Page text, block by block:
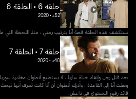
حلقة 6 • الحلقة 6
52د •
2020
تستكشف هذه الحلقة قصة آنا بترتيب زمني ، منذ اللحظة التي
حلقة 7 • الحلقة 7
48د •
2020
بعد قتل رجل وإنقاذ حياة ساريا ، لا يستطيع أنطوان مغادرة
وصلت آنا إلى القاعدة ، وأدرك أنطوان أن آنا كانت تعرف أنها
قائد رفيع المستوى في داعش.